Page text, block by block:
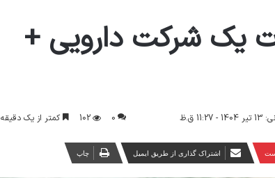
یک شرکت دارویی +
ق.ظ 0
102 کمتر از یک دقیقه
اشتراک گذاری از طریق ایمیل چاپ